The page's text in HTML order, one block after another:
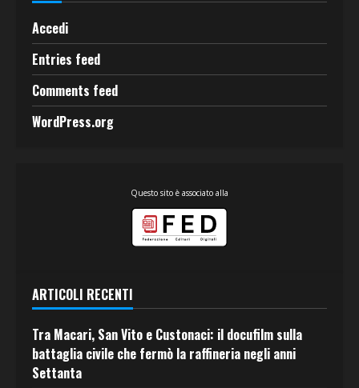
Accedi
Entries feed
Comments feed
WordPress.org
Questo sito è associato alla
ARTICOLI RECENTI
Tra Macari, San Vito e Custonaci: il docufilm sulla
battaglia civile che fermò la raffineria negli anni
Settanta